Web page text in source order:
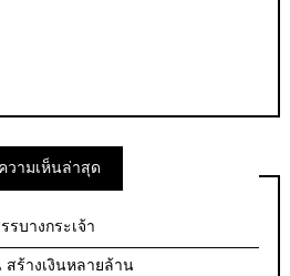
วามเห็นล่าสุด
รบางกระเจ้า
สร้างเงินหลายล้าน